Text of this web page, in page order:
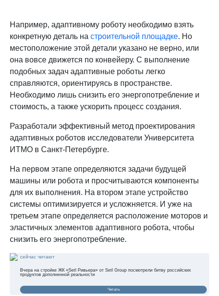
Например, адаптивному роботу необходимо взять
конкретную деталь на строительной площадке. Но
местоположение этой детали указано не верно, или
она вовсе движется по конвейеру. С выполнение
подобных задач адаптивные роботы легко
справляются, ориентируясь в пространстве.
Необходимо лишь снизить его энергопотребление и
стоимость, а также ускорить процесс создания.
Разработали эффективный метод проектирования
адаптивных роботов исследователи Университета
ИТМО в Санкт-Петербурге.
На первом этапе определяются задачи будущей
машины или робота и просчитываются компоненты
для их выполнения. На втором этапе устройство
системы оптимизируется и усложняется. И уже на
третьем этапе определяется расположение моторов и
эластичных элементов адаптивного робота, чтобы
снизить его энергопотребление.
сейчас читают
Вчера на стройке ЖК «Setl Ривьера» от Setl Group посмотрели битву российских
продуктов дополненной реальности
Читать